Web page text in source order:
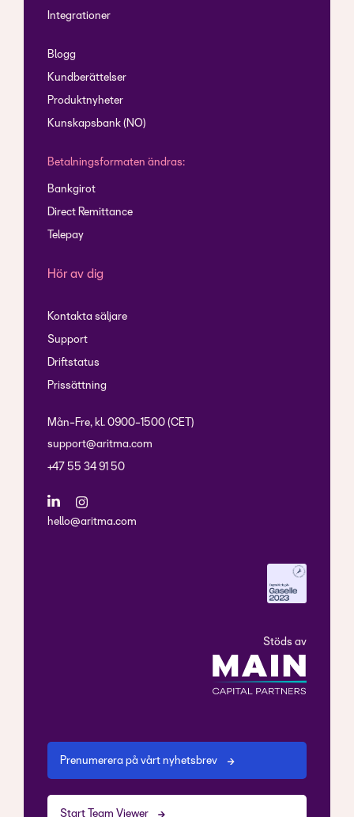
Integrationer
Blogg
Kundberättelser
Produktnyheter
Kunskapsbank (NO)
Betalningsformaten ändras:
Bankgirot
Direct Remittance
Telepay
Hör av dig
Kontakta säljare
Support
Driftstatus
Prissättning
Mån-Fre, kl. 0900-1500 (CET)
support@aritma.com
+47 55 34 91 50
hello@aritma.com
Stöds av
Prenumerera på vårt nyhetsbrev
Start Team Viewer